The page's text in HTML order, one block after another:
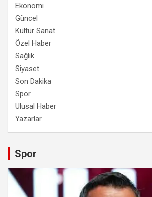
Ekonomi
Güncel
Kültür Sanat
Özel Haber
Sağlık
Siyaset
Son Dakika
Spor
Ulusal Haber
Yazarlar
Spor